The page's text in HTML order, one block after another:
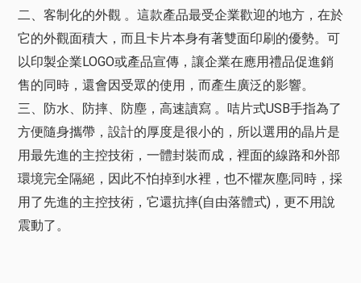
二、客制化的外觀 。這款產品最受企業歡迎的地方，在於
它的外觀面積大，而且卡片本身有著雙面印刷的優勢。可
以印製企業LOGO或產品宣傳，讓企業在應用禮品促進銷
售的同時，還會因受眾的使用，而產生廣泛的影響。
三、防水、防摔、防塵，高速讀寫 。咭片式USB手指為了
方便隨身攜帶，設計的厚度是很小的，所以選用的晶片是
用最先進的主控技術，一體封裝而成，裡面的線路和外部
環境完全隔絕，因此不怕掉到水裡，也不懼灰塵;同時，採
用了先進的主控技術，它還抗摔(自由落體式)，更不用說
震動了。